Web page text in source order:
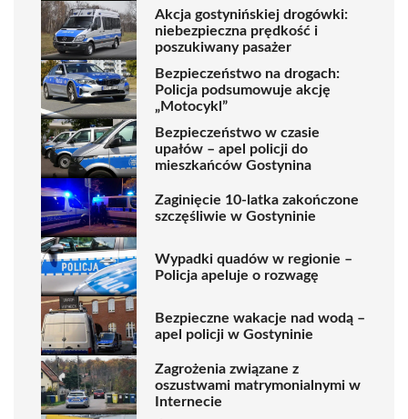
Akcja gostynińskiej drogówki:
niebezpieczna prędkość i
poszukiwany pasażer
Bezpieczeństwo na drogach:
Policja podsumowuje akcję
„Motocykl”
Bezpieczeństwo w czasie
upałów – apel policji do
mieszkańców Gostynina
Zaginięcie 10-latka zakończone
szczęśliwie w Gostyninie
Wypadki quadów w regionie –
Policja apeluje o rozwagę
Bezpieczne wakacje nad wodą –
apel policji w Gostyninie
Zagrożenia związane z
oszustwami matrymonialnymi w
Internecie